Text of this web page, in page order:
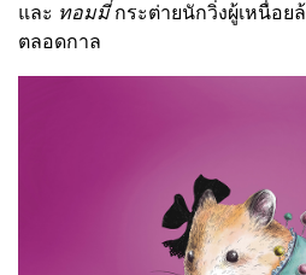
และ ทอมมี่กระต่ายนักวิ่งผู้เหนื่อย
ตลอดกาล